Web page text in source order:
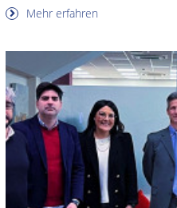
Mehr erfahren